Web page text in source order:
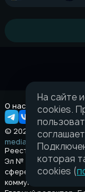
О нас Правовая
© 2026 Taverna.gg
media@taverna.gg
Реестровая запись:
Эл № ФС77-89710
сфере связи,
коммуникаций
На сайте
cookies.
которая
cookies (